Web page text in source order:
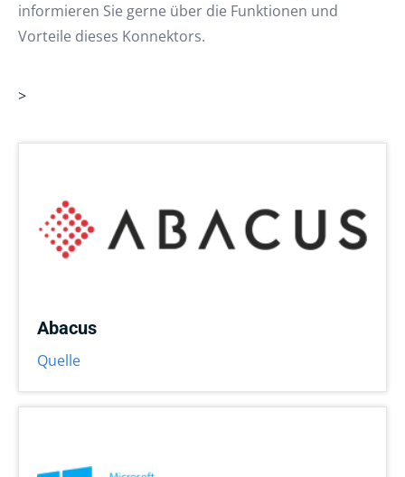
informieren Sie gerne über die Funktionen und
Vorteile dieses Konnektors.
>
Abacus
Quelle